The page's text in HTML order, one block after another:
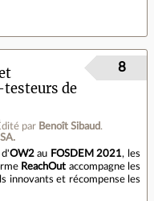
testeurs de
par Benoît Sibaud.
8
OW2au FOSDEM 2021, les
ReachOut accompagne les
innovants et récompense les